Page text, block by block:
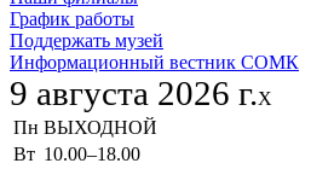
График работы
Поддержать музей
Информационный вестник СОМК
9 августа 2026 г.X
Пн ВЫХОДНОЙ
Вт 10.00–18.00